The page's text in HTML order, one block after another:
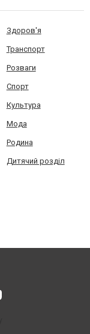
Здоров'я
Транспорт
Розваги
Спорт
Культура
Мода
Родина
Дитячий розділ